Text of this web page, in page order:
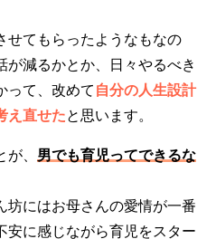
せてもらったようなもなの
が減るかとか、日々やるべき
って、改めて 自分の人生設計
え直せた と思います。
、 男でも育児ってできるな
坊にはお母さんの愛情が一番
安に感じながら育児をスター